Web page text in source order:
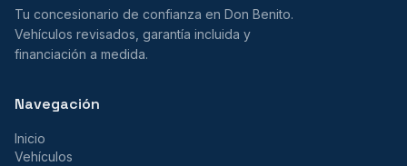
Tu concesionario de confianza en Don Benito.
Vehículos revisados, garantía incluida y
financiación a medida.
Navegación
Inicio
Vehículos